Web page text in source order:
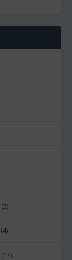
(5)
(4)
(17)